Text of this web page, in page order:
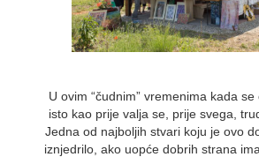
U ovim “čudnim” vremenima kada
isto kao prije valja se, prije svega,
Jedna od najboljih stvari koju je ovo
iznjedrilo, ako uopće dobrih strana